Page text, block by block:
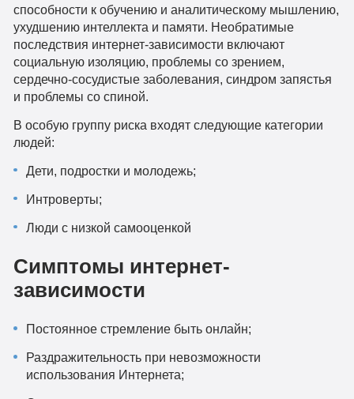
способности к обучению и аналитическому мышлению,
ухудшению интеллекта и памяти. Необратимые
последствия интернет-зависимости включают
социальную изоляцию, проблемы со зрением,
сердечно-сосудистые заболевания, синдром запястья
и проблемы со спиной.
В особую группу риска входят следующие категории
людей:
Дети, подростки и молодежь;
Интроверты;
Люди с низкой самооценкой
Симптомы интернет-
зависимости
Постоянное стремление быть онлайн;
Раздражительность при невозможности
использования Интернета;